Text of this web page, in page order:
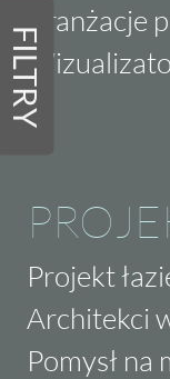
FILTRY
Aranżacje
Projekt
Architekci
Pomysł na